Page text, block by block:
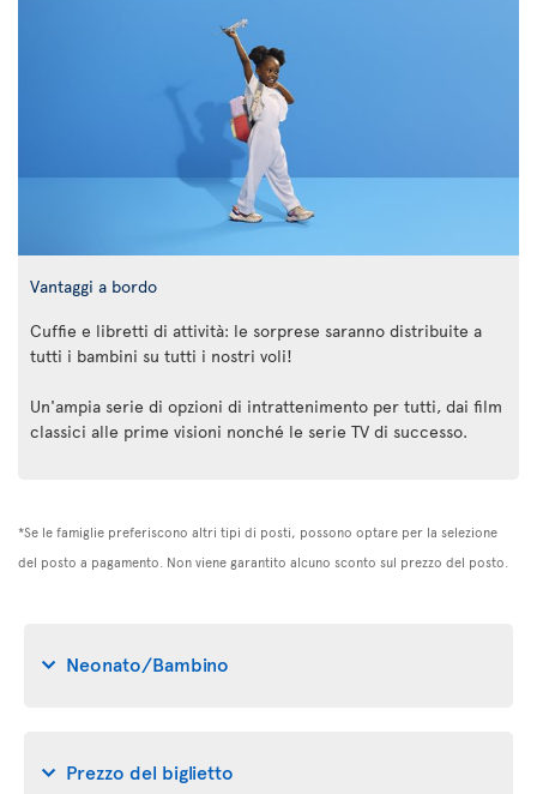
Vantaggi a bordo
Cuffie e libretti di attività: le sorprese saranno distribuite a
tutti i bambini su tutti i nostri voli!
Un'ampia serie di opzioni di intrattenimento per tutti, dai film
classici alle prime visioni nonché le serie TV di successo.
*Se le famiglie preferiscono altri tipi di posti, possono optare per la selezione
del posto a pagamento. Non viene garantito alcuno sconto sul prezzo del posto.
Neonato/Bambino
Prezzo del biglietto